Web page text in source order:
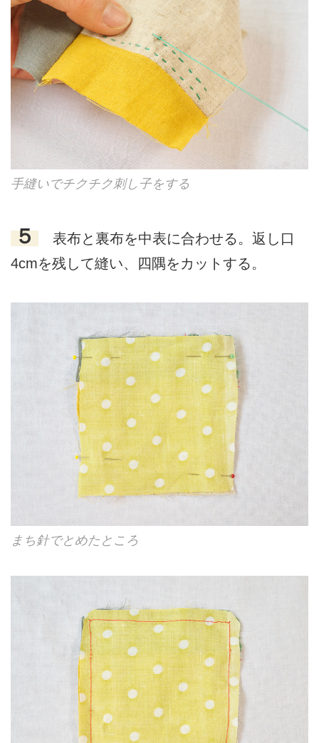
手縫いでチクチク刺し子をする
５
表布と裏布を中表に合わせる。返し口
4cmを残して縫い、四隅をカットする。
まち針でとめたところ